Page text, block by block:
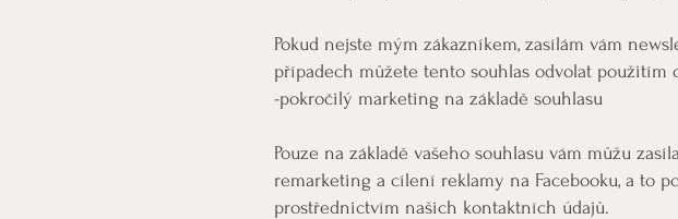
Pokud nejste mým zákazníkem, zasílám vám
případech můžete tento souhlas odvolat použitím
-pokročilý marketing na základě souhlasu
Pouze na základě vašeho souhlasu vám můžu
remarketing a cílení reklamy na Facebooku, a to
prostřednictvím našich kontaktních údajů.